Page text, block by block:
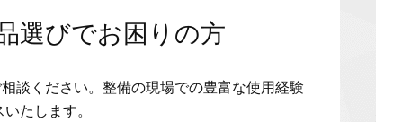
選びでお困りの方
談ください。整備の現場での豊富な使用経験
たします。